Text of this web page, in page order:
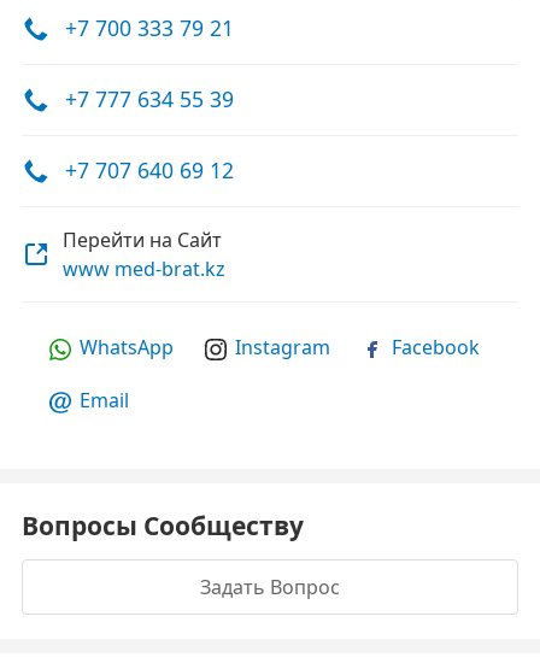
+7 700 333 79 21
+7 777 634 55 39
+7 707 640 69 12
Перейти на Сайт
www med-brat.kz
WhatsApp Instagram
Facebook
Email
Вопросы Сообществу
Задать Вопрос